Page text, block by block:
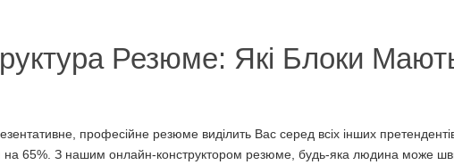
Резюме: Які Блоки
професійне резюме виділить Вас серед всіх інших
на 65%. З нашим онлайн-конструктором резюме, будь-яка людина може